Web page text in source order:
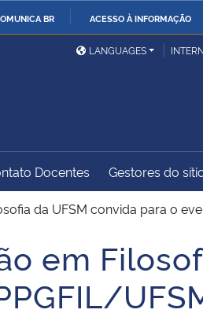
BR ACESSO À INFORMAÇÃO
Ministério das Relações
Exteriores
Controladoria-Geral da
União
Banco Central do Brasil
LANGUAGES
Docentes Gestores do
da UFSM convida para o
em